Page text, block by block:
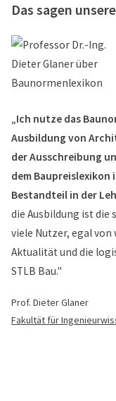
Das sagen
„Ich nutze das
Ausbildung von
der Ausschreibung
dem
Bestandteil in der
die Ausbildung ist
viele Nutzer, egal
Aktualität und die
STLB Bau."
Prof. Dieter Glaner
Fakultät für